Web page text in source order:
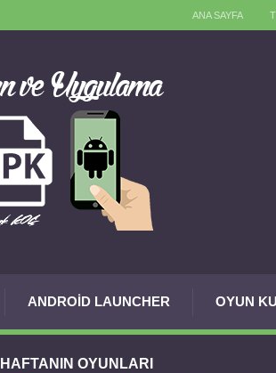
ANA SAYFA
ANDROID LAUNCHER OYUN
HAFTANIN OYUNLARI